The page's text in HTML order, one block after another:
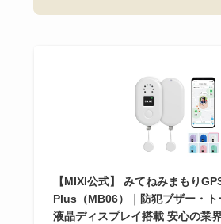
【MIXI公式】 みてねみまもり
Plus（MB06）｜防犯ブザー・ト
液晶ディスプレイ搭載 安心の業